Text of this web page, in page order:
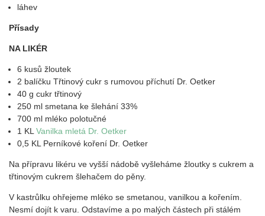
láhev
Přísady
NA LIKÉR
6 kusů žloutek
2 balíčku Třtinový cukr s rumovou příchutí Dr. Oetker
40 g cukr třtinový
250 ml smetana ke šlehání 33%
700 ml mléko polotučné
1 KL Vanilka mletá Dr. Oetker
0,5 KL Perníkové koření Dr. Oetker
Na přípravu likéru ve vyšší nádobě vyšleháme žloutky s cukrem a
třtinovým cukrem šlehačem do pěny.
V kastrůlku ohřejeme mléko se smetanou, vanilkou a kořením.
Nesmí dojít k varu. Odstavíme a po malých částech při stálém